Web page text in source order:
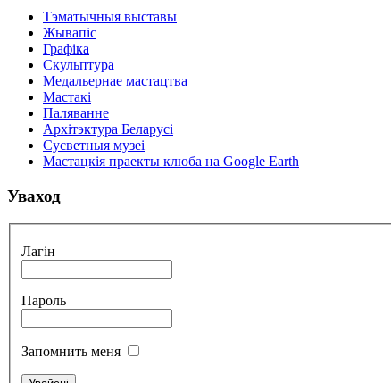
Тэматычныя выставы
Жывапіс
Графіка
Скульптура
Медальернае мастацтва
Мастакі
Паляванне
Архітэктура Беларусі
Сусветныя музеі
Мастацкія праекты клюба на Google Earth
Уваход
Лагін
Пароль
Запомнить меня